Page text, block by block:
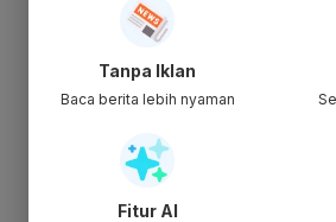
Tanpa Iklan
Baca berita lebih nyaman
Fitur AI